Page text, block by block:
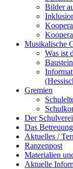
Bilder
Musikalische
Was ist
Gremien
Der
Das
Aktuelles /
Ranzenpost
Materialien
Aktuelle